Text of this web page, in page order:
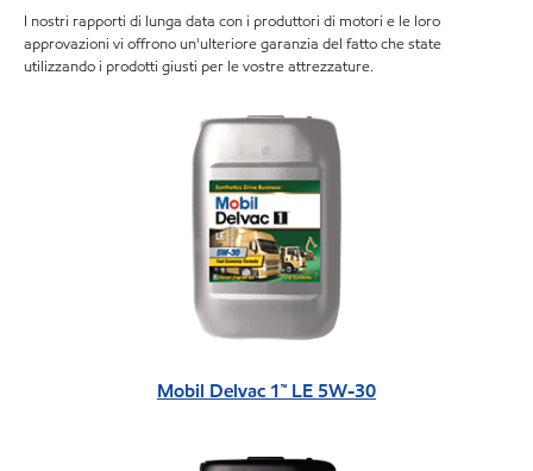
I nostri rapporti di lunga data con i produttori di motori e le loro
approvazioni vi offrono un'ulteriore garanzia del fatto che state
utilizzando i prodotti giusti per le vostre attrezzature.
Mobil Delvac 1™ LE 5W-30